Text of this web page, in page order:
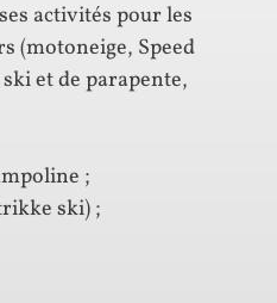
activités pour les
(motoneige, Speed
et de parapente,
;
ski) ;